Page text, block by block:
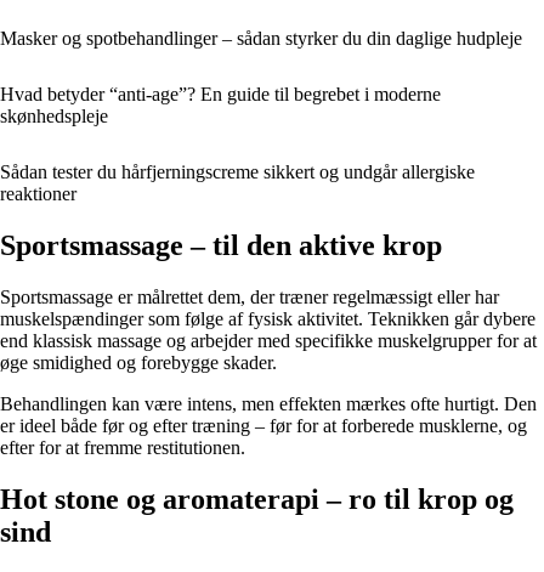
Masker og spotbehandlinger – sådan styrker du din daglige hudpleje
Hvad betyder “anti-age”? En guide til begrebet i moderne
skønhedspleje
Sådan tester du hårfjerningscreme sikkert og undgår allergiske
reaktioner
Sportsmassage – til den aktive krop
Sportsmassage er målrettet dem, der træner regelmæssigt eller har
muskelspændinger som følge af fysisk aktivitet. Teknikken går dybere
end klassisk massage og arbejder med specifikke muskelgrupper for at
øge smidighed og forebygge skader.
Behandlingen kan være intens, men effekten mærkes ofte hurtigt. Den
er ideel både før og efter træning – før for at forberede musklerne, og
efter for at fremme restitutionen.
Hot stone og aromaterapi – ro til krop og
sind